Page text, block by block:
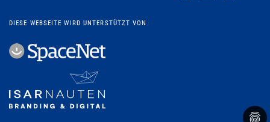
DIESE WEBSEITE WIRD UNTERSTÜTZT VON